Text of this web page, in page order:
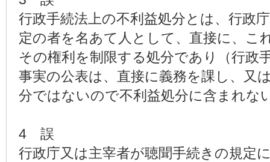
行政手続法上の不利益処分とは、行政
定の者を名あて人として、直接に、こ
その権利を制限する処分であり（行政
事実の公表は、直接に義務を課し、又
分ではないので不利益処分に含まれな
4 誤
行政庁又は主宰者が聴聞手続きの規定